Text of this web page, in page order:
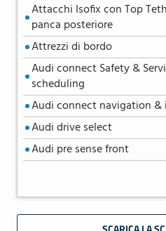
Attacchi Isofix con Top
panca posteriore
Attrezzi di bordo
Audi connect Safety &
scheduling
Audi connect navigation
Audi drive select
Audi pre sense front
Audi virtual cockpit da
Battitacco anteriore con